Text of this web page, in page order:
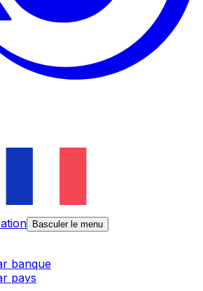
Basculer le menu
banque
pays